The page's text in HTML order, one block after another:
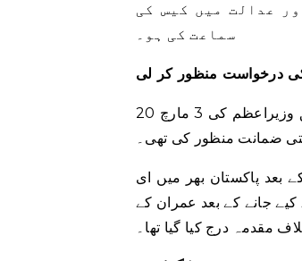
عدالت میں کیس کی
سماعت کی ہو۔
درخواست منظور کر لی
20 فروری کو لاہور ہائی کورٹ (ایل ایچ سی) نے ای سی پی احتجاج کیس میں سابق وزیراعظم کی 3 مارچ
ضمانت منظور کی تھی۔
پاکستان بھر میں ای
جانے کے بعد عمران کے
مقدمہ درج کیا گیا تھا۔